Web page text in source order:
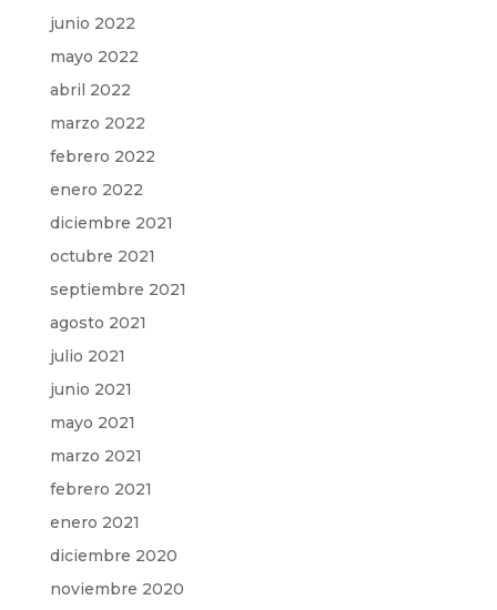
junio 2022
mayo 2022
abril 2022
marzo 2022
febrero 2022
enero 2022
diciembre 2021
octubre 2021
septiembre 2021
agosto 2021
julio 2021
junio 2021
mayo 2021
marzo 2021
febrero 2021
enero 2021
diciembre 2020
noviembre 2020